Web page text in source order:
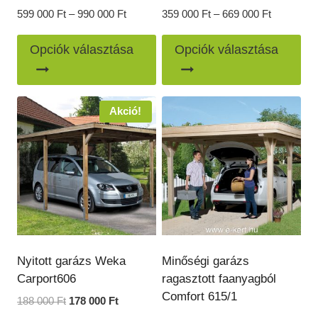
599 000 Ft – 990 000 FtÁrtartomány:
000 Ft
000 Ft
Opciók választása
Ennek
terméknek
több
variációja
van.
A
változatok
a
termékoldalon
választhatók
ki
359 000 Ft – 669 000 Ft
000 Ft
000 Ft
Opciók választása
A
a
Akció!
Nyitott garázs Weka
Carport606
188 000Ft Original
178 000 FtCurrent
Minőségi garázs
ragasztott faanyagból
Comfort 615/1